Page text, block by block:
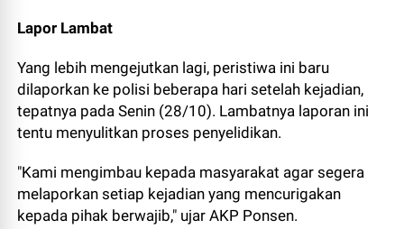
Lapor Lambat
Yang lebih mengejutkan lagi, peristiwa ini baru
dilaporkan ke polisi beberapa hari setelah kejadian,
tepatnya pada Senin (28/10). Lambatnya laporan ini
tentu menyulitkan proses penyelidikan.
"Kami mengimbau kepada masyarakat agar segera
melaporkan setiap kejadian yang mencurigakan
kepada pihak berwajib," ujar AKP Ponsen.